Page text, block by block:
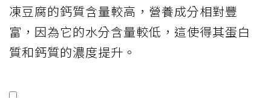
凍豆腐的鈣質含量較高，營養成分相對豐
富，因為它的水分含量較低，這使得其蛋白
質和鈣質的濃度提升。